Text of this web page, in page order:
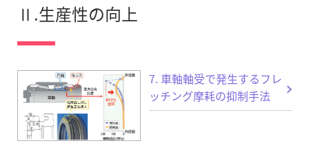
Ⅱ.生産性の向上
7. 車軸軸受で発生するフレ
ッチング摩耗の抑制手法